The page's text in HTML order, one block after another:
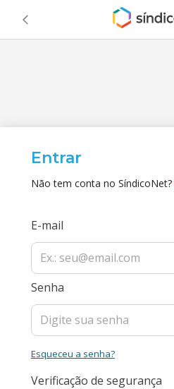
Entrar
Não tem conta no SíndicoNet?
E-mail
Senha
Esqueceu a senha?
Verificação de segurança